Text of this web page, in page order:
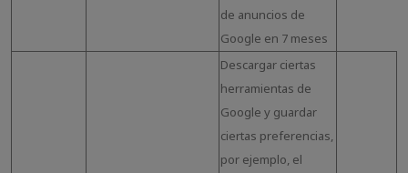
de anuncios de
Google en 7 meses
Descargar ciertas
herramientas de
Google y guardar
ciertas preferencias,
por ejemplo, el